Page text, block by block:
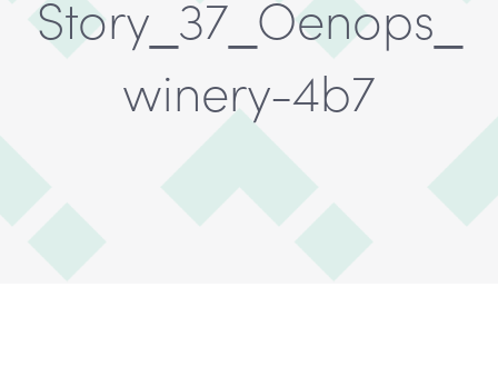
Story_37_Oenops_
winery-4b7